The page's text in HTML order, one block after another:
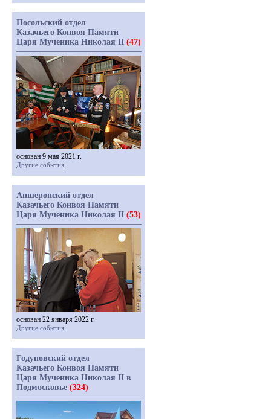
Посольский отдел
Казачьего Конвоя Памяти
Царя Мученика Николая II (47)
основан 9 мая 2021 г.
Другие события
Апшеронский отдел
Казачьего Конвоя Памяти
Царя Мученика Николая II (53)
основан 22 января 2022 г.
Другие события
Годуновский отдел
Казачьего Конвоя Памяти
Царя Мученика Николая II в
Подмосковье (324)